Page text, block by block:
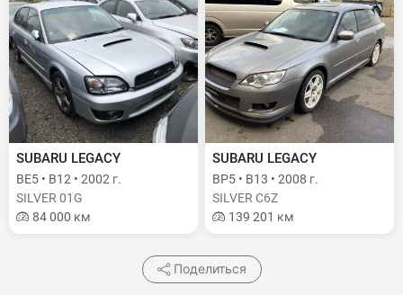
SUBARU LEGACY
BE5 • B12 • 2002 г.
SILVER 01G
84 000 км
SUBARU LEGACY
BP5 • B13 • 2008 г.
SILVER C6Z
139 201 км
Поделиться